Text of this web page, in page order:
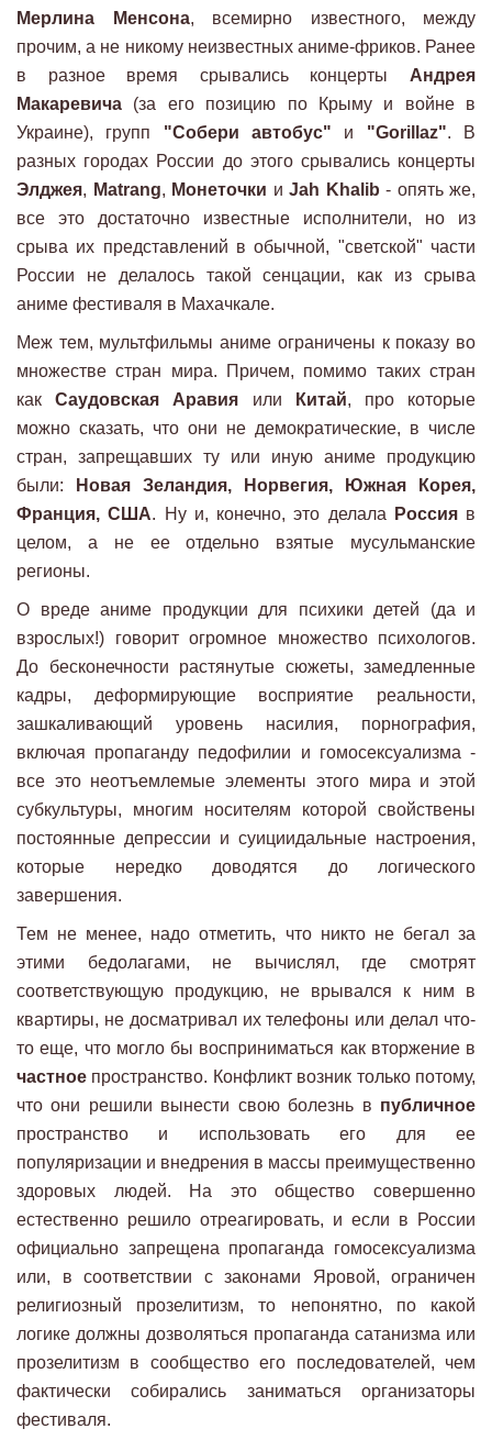
Мерлина Менсона, всемирно известного, между
прочим, а не никому неизвестных аниме-фриков. Ранее
в разное время срывались концерты Андрея
Макаревича (за его позицию по Крыму и войне в
Украине), групп "Собери автобус" и "Gorillaz". В
разных городах России до этого срывались концерты
Элджея, Matrang, Монеточки и Jah Khalib - опять же,
все это достаточно известные исполнители, но из
срыва их представлений в обычной, "светской" части
России не делалось такой сенцации, как из срыва
аниме фестиваля в Махачкале.
Меж тем, мультфильмы аниме ограничены к показу во
множестве стран мира. Причем, помимо таких стран
какСаудовская Аравия или Китай, про которые
можно сказать, что они не демократические, в числе
стран, запрещавших ту или иную аниме продукцию
были:
Новая Зеландия, Норвегия, Южная Корея,
Франция, США. Ну и, конечно, это делала Россияв
целом, а не ее отдельно взятые мусульманские
регионы.
О вреде аниме продукции для психики детей (да и
взрослых!) говорит огромное множество психологов.
До бесконечности растянутые сюжеты, замедленные
кадры, деформирующие восприятие реальности,
зашкаливающий уровень насилия, порнография,
включая пропаганду педофилии и гомосексуализма -
все это неотъемлемые элементы этого мира и этой
субкультуры, многим носителям которой свойствены
постоянные депрессии и суициидальные настроения,
которые нередко доводятся до логического
завершения.
Тем не менее, надо отметить, что никто не бегал за
этими бедолагами, не вычислял, где смотрят
соответствующую продукцию, не врывался к ним в
квартиры, не досматривал их телефоны или делал что-
то еще, что могло бы восприниматься как вторжение в
частное пространство. Конфликт возник только потому,
что они решили вынести свою болезнь в публичное
пространство и использовать его для ее
популяризации и внедрения в массы преимущественно
здоровых людей. На это общество совершенно
естественно решило отреагировать, и если в России
официально запрещена пропаганда гомосексуализма
или, в соответствии с законами Яровой, ограничен
религиозный прозелитизм, то непонятно, по какой
логике должны дозволяться пропаганда сатанизма или
прозелитизм в сообщество его последователей, чем
фактически собирались заниматься организаторы
фестиваля.